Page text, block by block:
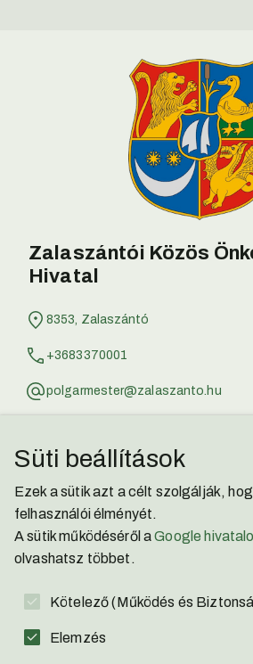
Zalaszántói Közös
Hivatal
8353, Zalaszántó
+3683370001
polgarmester@zalaszanto.hu
Facebook
Süti beállítások
Ezek a sütik azt a célt szolgálják,
felhasználói élményét.
A sütik működéséről aGoogle
olvashatsz többet.
Kötelező (Működés és
Elemzés